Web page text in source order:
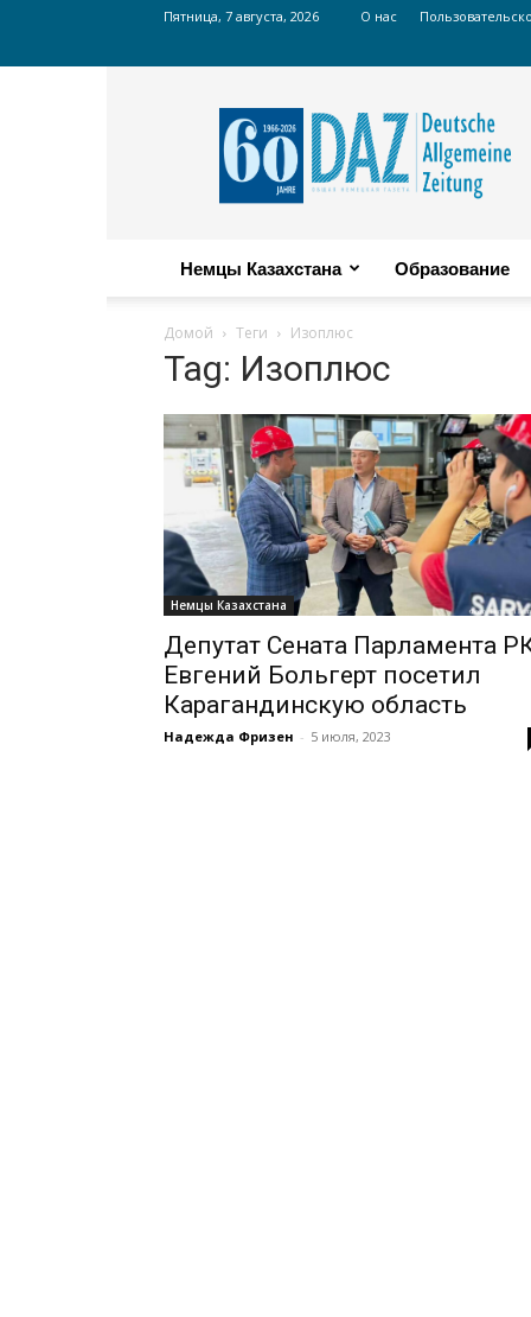
Пятница, 7 августа, 2026 О нас
Russian
DAZ
Немцы Казахстана Образование
Домой Теги Изоплюс
Tag: Изоплюс
Немцы Казахстана
Депутат Сената Парламента
Евгений Больгерт посетил
Карагандинскую область
Надежда Фризен - 5 июля, 2023